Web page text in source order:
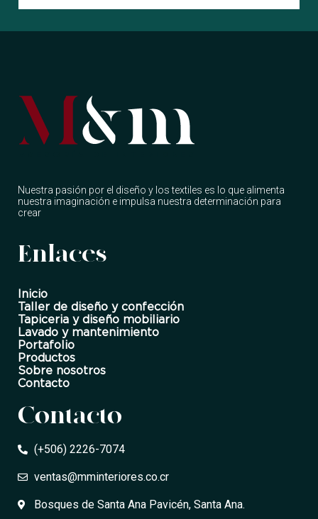
Nuestra pasión por el diseño y los textiles es lo que alimenta
nuestra imaginación e impulsa nuestra determinación para
crear
Enlaces
Inicio
Taller de diseño y confección
Tapiceria y diseño mobiliario
Lavado y mantenimiento
Portafolio
Productos
Sobre nosotros
Contacto
Contacto
(+506) 2226-7074
ventas@mminteriores.co.cr
Bosques de Santa Ana Pavicén, Santa Ana.